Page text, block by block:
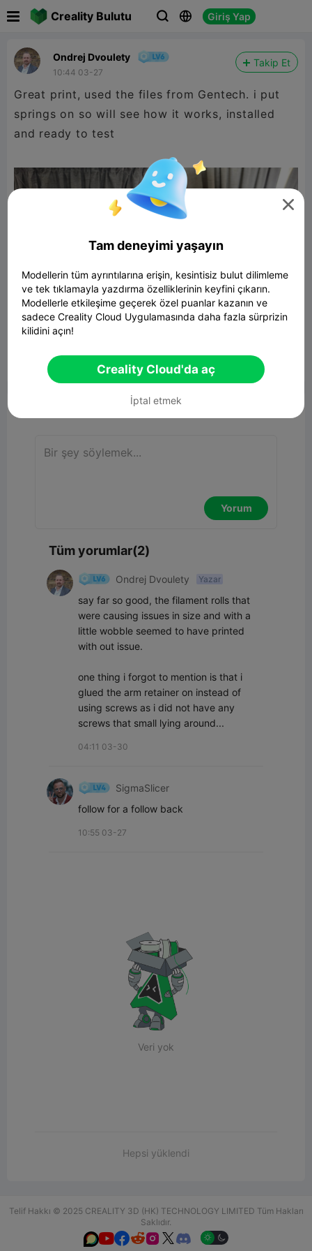
Creality Bulutu   Giriş Yap
Ondrej Dvoulety
10:44 03-27
Takip Et
Great print, used the files from Gentech. i put
springs on so will see how it works, installed
and ready to test
CFS Spool Pusher - NEWER ARMS
277.12KB
Rapor 4  2
Yorum
Tüm yorumlar(2)
Ondrej Dvoulety Yazar
say far so good, the filament rolls that
were causing issues in size and with a
little wobble seemed to have printed
with out issue.
one thing i forgot to mention is that i
glued the arm retainer on instead of
using screws as i did not have any
screws that small lying around...
04:11 03-30
SigmaSlicer
follow for a follow back
10:55 03-27
Veri yok
Hepsi yüklendi
Telif Hakkı © 2025 CREALITY 3D (HK) TECHNOLOGY LIMITED Tüm Hakları
Saklıdır.
  

Tam deneyimi yaşayın
Modellerin tüm ayrıntılarına erişin, kesintisiz bulut dilimleme
ve tek tıklamayla yazdırma özelliklerinin keyfini çıkarın.
Modellerle etkileşime geçerek özel puanlar kazanın ve
sadece Creality Cloud Uygulamasında daha fazla sürprizin
kilidini açın!
Creality Cloud'da aç
İptal etmek